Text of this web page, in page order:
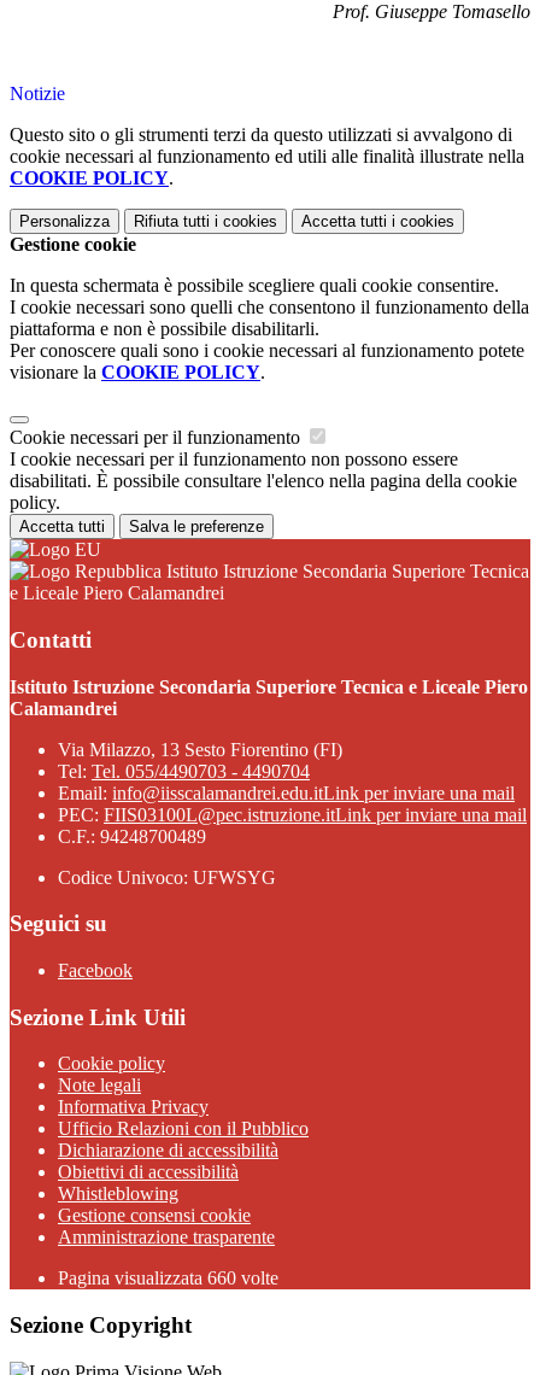
Prof. Giuseppe Tomasello
Notizie
Questo sito o gli strumenti terzi da questo utilizzati si avvalgono di
cookie necessari al funzionamento ed utili alle finalità illustrate nella
COOKIE POLICY.
Personalizza Rifiuta tutti i cookies Accetta tutti i cookies
Gestione cookie
In questa schermata è possibile scegliere quali cookie consentire.
I cookie necessari sono quelli che consentono il funzionamento della
piattaforma e non è possibile disabilitarli.
Per conoscere quali sono i cookie necessari al funzionamento potete
visionare la COOKIE POLICY.
Cookie necessari per il funzionamento
I cookie necessari per il funzionamento non possono essere
disabilitati. È possibile consultare l'elenco nella pagina della cookie
policy.
Accetta tutti Salva le preferenze
Istituto Istruzione Secondaria Superiore Tecnica
e Liceale Piero Calamandrei
Contatti
Istituto Istruzione Secondaria Superiore Tecnica e Liceale Piero
Calamandrei
Via Milazzo, 13 Sesto Fiorentino (FI)
Tel: Tel. 055/4490703 - 4490704
Email: info@iisscalamandrei.edu.itLink per inviare una mail
PEC: FIIS03100L@pec.istruzione.itLink per inviare una mail
C.F.: 94248700489
Codice Univoco: UFWSYG
Seguici su
Facebook
Sezione Link Utili
Cookie policy
Note legali
Informativa Privacy
Ufficio Relazioni con il Pubblico
Dichiarazione di accessibilità
Obiettivi di accessibilità
Whistleblowing
Gestione consensi cookie
Amministrazione trasparente
Pagina visualizzata 660 volte
Sezione Copyright